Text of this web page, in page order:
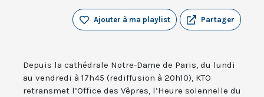
Partager
Ajouter à ma playlist
Depuis la cathédrale Notre-Dame de Paris, du lundi
au vendredi à 17h45 (rediffusion à 20h10), KTO
retransmet l’Office des Vêpres, l’Heure solennelle du